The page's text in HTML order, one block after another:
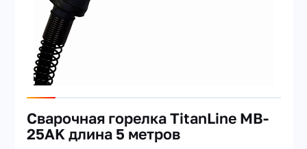
Сварочная горелка TitanLine MB-
25AK длина 5 метров